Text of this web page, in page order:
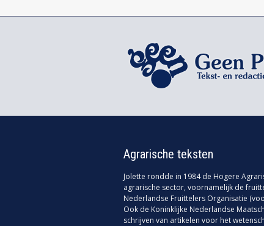
Agrarische teksten
Jolette rondde in 1984 de Hogere
agrarische sector, voornamelijk de
Nederlandse Fruittelers Organisatie
Ook de Koninklijke Nederlandse
schrijven van artikelen voor het